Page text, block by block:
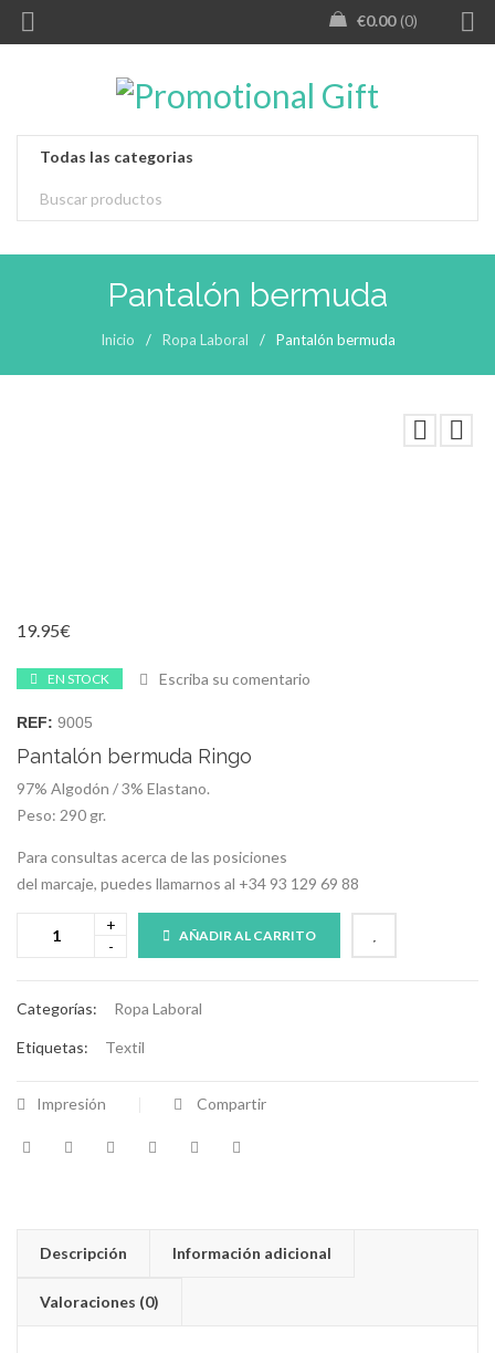
0.00
€ 0
Pantalón bermuda
Inicio / Ropa Laboral / Pantalón bermuda
19.95€
EN STOCK Escriba su comentario
REF: 9005
Pantalón bermuda Ringo
97% Algodón / 3% Elastano.
Peso: 290 gr.
Para consultas acerca de las posiciones
del marcaje, puedes llamarnos al +34 93 129 69 88
AÑADIR AL CARRITO
Categorías: Ropa Laboral
Etiquetas: Textil
Impresión Compartir
Descripción Información adicional
Valoraciones (0)